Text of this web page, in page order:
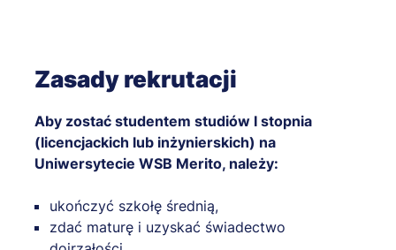
Zasady rekrutacji
Aby zostać studentem studiów I stopnia
(licencjackich lub inżynierskich) na
Uniwersytecie WSB Merito, należy:
ukończyć szkołę średnią,
zdać maturę i uzyskać świadectwo